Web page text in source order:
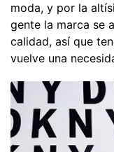
moda, y por la
gente la marca se
calidad, así que
vuelve una